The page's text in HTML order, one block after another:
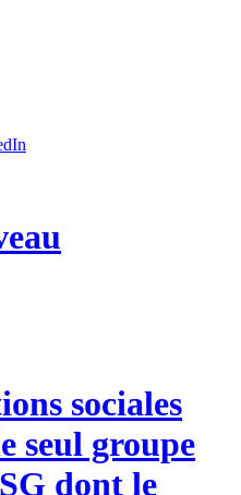
sociales
seul groupe
dont le